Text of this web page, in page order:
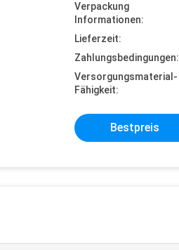
Verpackung
Informationen:
Lieferzeit:
Zahlungsbedingungen:
Versorgungsmaterial-
Fähigkeit:
Bestpreis